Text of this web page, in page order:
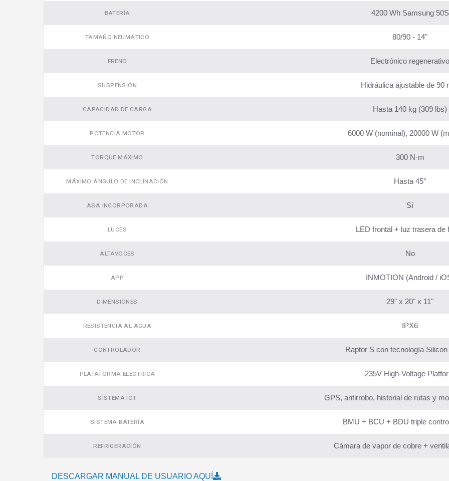
BATERÍA 4200 Wh Samsung 50S
TAMAÑO NEUMÁTICO 80/90 - 14"
FRENO Electrónico regenerativo
SUSPENSIÓN Hidráulica ajustable de 90
CAPACIDAD DE CARGA Hasta 140 kg (309 lbs)
POTENCIA MOTOR 6000 W (nominal), 20000 W
TORQUE MÁXIMO 300 N·m
MÁXIMO ÁNGULO DE INCLINACIÓN Hasta 45°
ASA INCORPORADA Sí
LUCES LED frontal + luz trasera de
ALTAVOCES No
APP INMOTION (Android /
DIMENSIONES 29" x 20" x 11"
RESISTENCIA AL AGUA IPX6
CONTROLADOR Raptor S con tecnología
PLATAFORMA ELÉCTRICA 235V High-Voltage
SISTEMA IOT GPS, antirrobo, historial de rutas y
SISTEMA BATERÍA BMU + BCU + BDU triple
REFRIGERACIÓN Cámara de vapor de cobre +
DESCARGAR MANUAL DE USUARIO AQUÍ